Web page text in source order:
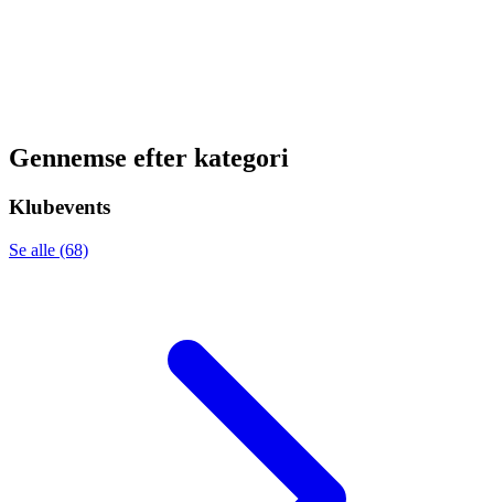
Gennemse efter kategori
Klubevents
Se alle (68)